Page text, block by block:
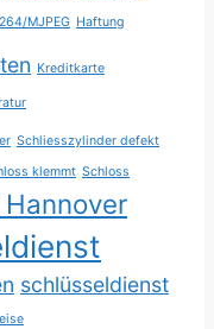
MJPEG Haftung
Kreditkarte
Schliesszylinder defekt
klemmt Schloss
schlüsseldienst